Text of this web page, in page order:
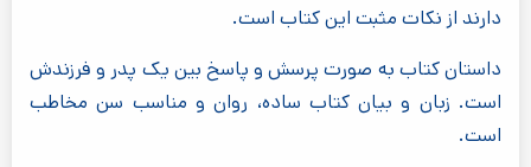
دارند از نکات مثبت این کتاب است.
داستان کتاب به صورت پرسش و پاسخ بین یک پدر و فرزندش
است. زبان و بیان کتاب ساده، روان و مناسب سن مخاطب
است.